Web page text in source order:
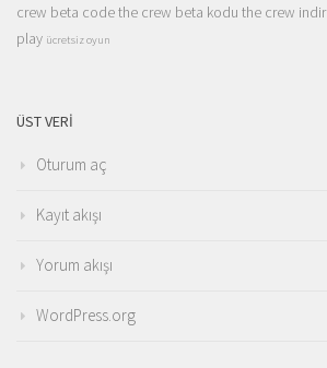
crew beta codethe crew beta kodu the crew indir
play ücretsiz oyun
ÜST VERI
Oturum aç
Kayıt akışı
Yorum akışı
WordPress.org